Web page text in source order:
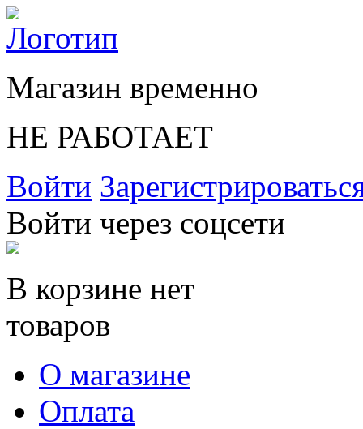
Магазин временно
НЕ РАБОТАЕТ
Войти
Войти через соцсети
В корзине нет
товаров
О магазине
Оплата